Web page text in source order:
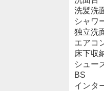
洗髪洗
シャワ
独立洗
エアコ
床下収
シュー
BS
インタ